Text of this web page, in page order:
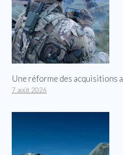
Une réforme des acquisitions
7 août 2026